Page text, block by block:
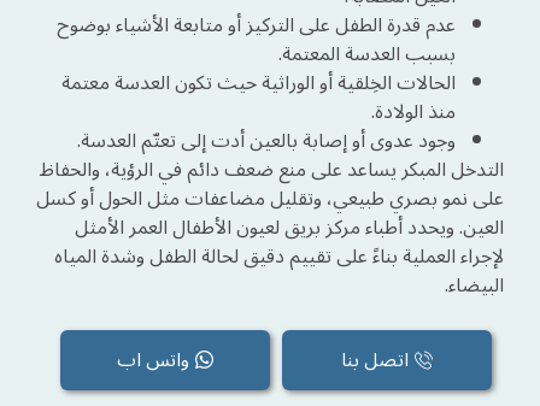
عدم قدرة الطفل على التركيز أو متابعة الأشياء بوضوح
بسبب العدسة المعتمة.
الحالات الخِلقية أو الوراثية حيث تكون العدسة معتمة
منذ الولادة.
وجود عدوى أو إصابة بالعين أدت إلى تعتّم العدسة.
التدخل المبكر يساعد على منع ضعف دائم في الرؤية، والحفاظ
على نمو بصري طبيعي، وتقليل مضاعفات مثل الحول أو كسل
العين. ويحدد أطباء مركز بريق لعيون الأطفال العمر الأمثل
لإجراء العملية بناءً على تقييم دقيق لحالة الطفل وشدة المياه
البيضاء.
اتصل بنا
واتس اب